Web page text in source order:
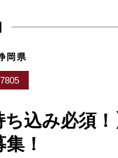
岡県
ち込み必須
！